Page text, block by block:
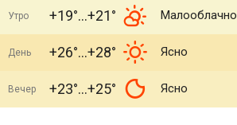
Утро +19° +21° Малооблачно
День +26° +28° Ясно
Вечер +23° +25° Ясно